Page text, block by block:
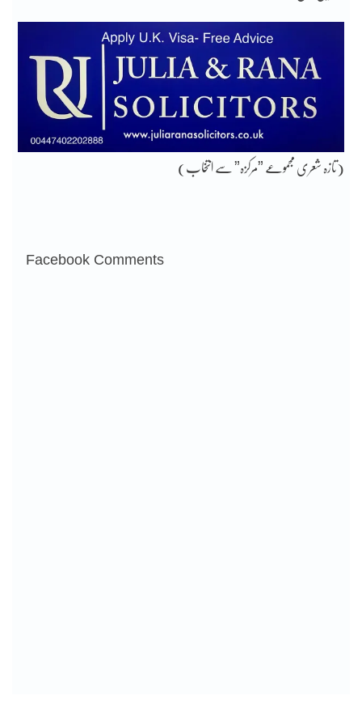
(تازہ شعری مجموعے ”مرکزہ” سے انتخاب)
Facebook Comments